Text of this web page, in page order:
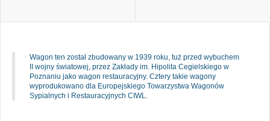
Wagon ten został zbudowany w 1939 roku, tuż przed wybuchem
II wojny światowej, przez Zakłady im. Hipolita Cegielskiego w
Poznaniu jako wagon restauracyjny. Cztery takie wagony
wyprodukowano dla Europejskiego Towarzystwa Wagonów
Sypialnych i Restauracyjnych CIWL.